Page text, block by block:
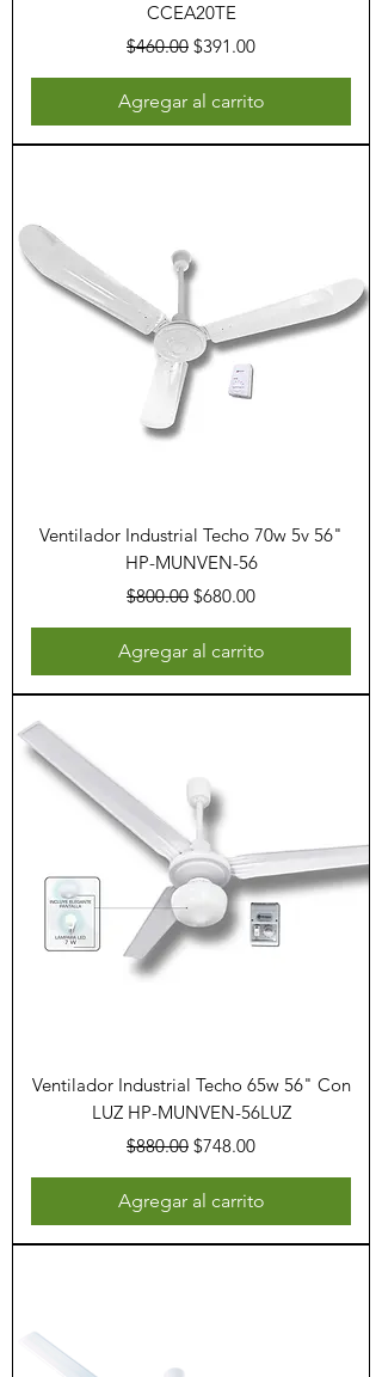
CCEA20TE
Precio
$460.00 Precio de oferta
$391.00
Agregar al carrito
Ventilador Industrial Techo 70w 5v 56"
HP-MUNVEN-56
Precio
$800.00 Precio de oferta
$680.00
Agregar al carrito
Ventilador Industrial Techo 65w 56" Con
LUZ HP-MUNVEN-56LUZ
Precio
$880.00 Precio de oferta
$748.00
Agregar al carrito